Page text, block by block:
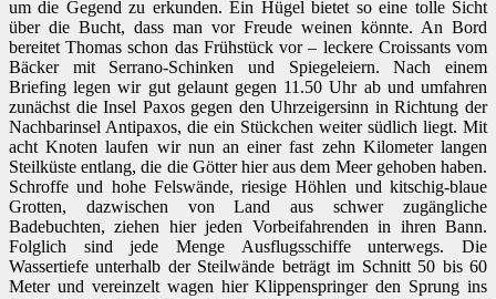
um die Gegend zu erkunden. Ein Hügel bietet so eine tolle Sicht
über die Bucht, dass man vor Freude weinen könnte. An Bord
bereitet Thomas schon das Frühstück vor – leckere Croissants vom
Bäcker mit Serrano-Schinken und Spiegeleiern. Nach einem
Briefing legen wir gut gelaunt gegen 11.50 Uhr ab und umfahren
zunächst die Insel Paxos gegen den Uhrzeigersinn in Richtung der
Nachbarinsel Antipaxos, die ein Stückchen weiter südlich liegt. Mit
acht Knoten laufen wir nun an einer fast zehn Kilometer langen
Steilküste entlang, die die Götter hier aus dem Meer gehoben haben.
Schroffe und hohe Felswände, riesige Höhlen und kitschig-blaue
Grotten, dazwischen von Land aus schwer zugängliche
Badebuchten, ziehen hier jeden Vorbeifahrenden in ihren Bann.
Folglich sind jede Menge Ausflugsschiffe unterwegs. Die
Wassertiefe unterhalb der Steilwände beträgt im Schnitt 50 bis 60
Meter und vereinzelt wagen hier Klippenspringer den Sprung ins